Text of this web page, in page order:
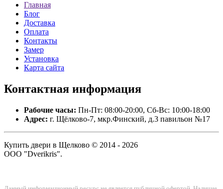
Главная
Блог
Доставка
Оплата
Контакты
Замер
Установка
Карта сайта
Контактная информация
Рабочие часы: Пн-Пт: 08:00-20:00, Сб-Вс: 10:00-18:00
Адрес: г. Щёлково-7, мкр.Финский, д.3 павильон №17
Купить двери в Щелково © 2014 - 2026
ООО "Dverikris".